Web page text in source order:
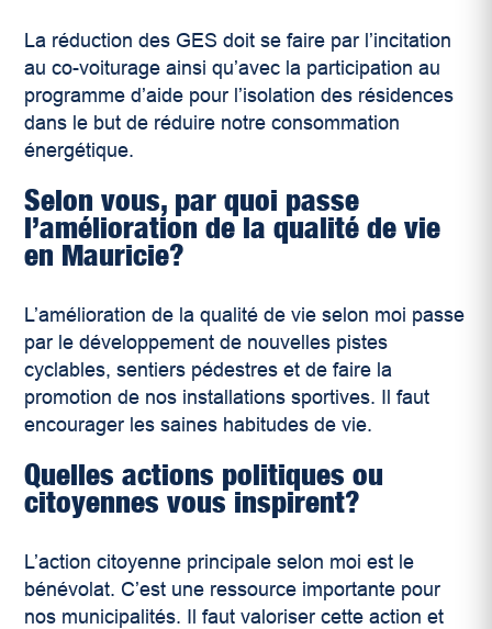
La réduction des GES doit se faire par l’incitation
au co-voiturage ainsi qu’avec la participation au
programme d’aide pour l’isolation des résidences
dans le but de réduire notre consommation
énergétique.
Selon vous, par quoi passe
l’amélioration de la qualité de vie
en Mauricie?
L’amélioration de la qualité de vie selon moi passe
par le développement de nouvelles pistes
cyclables, sentiers pédestres et de faire la
promotion de nos installations sportives. Il faut
encourager les saines habitudes de vie.
Quelles actions politiques ou
citoyennes vous inspirent?
L’action citoyenne principale selon moi est le
bénévolat. C’est une ressource importante pour
nos municipalités. Il faut valoriser cette action et